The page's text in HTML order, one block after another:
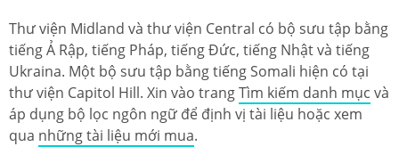
Thư viện Midland và thư viện Central có bộ sưu tập bằng
tiếng Ả Rập, tiếng Pháp, tiếng Đức, tiếng Nhật và tiếng
Ukraina. Một bộ sưu tập bằng tiếng Somali hiện có tại
thư viện Capitol Hill. Xin vào trangTìm kiếm danh mục và
áp dụng bộ lọc ngôn ngữ để định vị tài liệu hoặc xem
qua những tài liệu mới mua.